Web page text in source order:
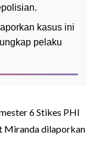
kasus ini
pelaku
6 Stikes PHI
Miranda dilaporkan